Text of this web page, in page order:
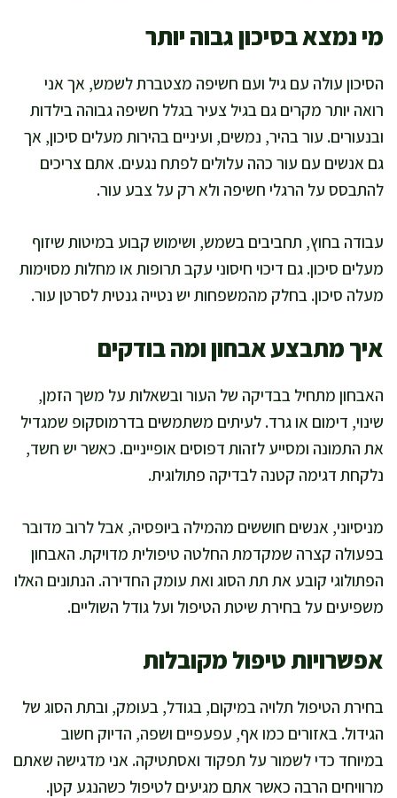
מי נמצא בסיכון גבוה יותר
הסיכון עולה עם גיל ועם חשיפה מצטברת לשמש, אך אני
רואה יותר מקרים גם בגיל צעיר בגלל חשיפה גבוהה בילדות
ובנעורים. עור בהיר, נמשים, ועיניים בהירות מעלים סיכון, אך
גם אנשים עם עור כהה עלולים לפתח נגעים. אתם צריכים
להתבסס על הרגלי חשיפה ולא רק על צבע עור.
עבודה בחוץ, תחביבים בשמש, ושימוש קבוע במיטות שיזוף
מעלים סיכון. גם דיכוי חיסוני עקב תרופות או מחלות מסוימות
מעלה סיכון. בחלק מהמשפחות יש נטייה גנטית לסרטן עור.
איך מתבצע אבחון ומה בודקים
האבחון מתחיל בבדיקה של העור ובשאלות על משך הזמן,
שינוי, דימום או גרד. לעיתים משתמשים בדרמוסקופ שמגדיל
את התמונה ומסייע לזהות דפוסים אופייניים. כאשר יש חשד,
נלקחת דגימה קטנה לבדיקה פתולוגית.
מניסיוני, אנשים חוששים מהמילה ביופסיה, אבל לרוב מדובר
בפעולה קצרה שמקדמת החלטה טיפולית מדויקת. האבחון
הפתולוגי קובע את תת הסוג ואת עומק החדירה. הנתונים האלו
משפיעים על בחירת שיטת הטיפול ועל גודל השוליים.
אפשרויות טיפול מקובלות
בחירת הטיפול תלויה במיקום, בגודל, בעומק, ובתת הסוג של
הגידול. באזורים כמו אף, עפעפיים ושפה, הדיוק חשוב
במיוחד כדי לשמור על תפקוד ואסתטיקה. אני מדגישה שאתם
מרוויחים הרבה כאשר אתם מגיעים לטיפול כשהנגע קטן.